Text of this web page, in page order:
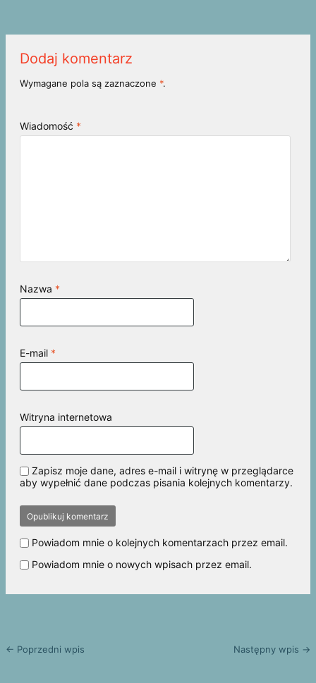
Dodaj komentarz
Wymagane pola są zaznaczone *.
Wiadomość *
Nazwa *
E-mail *
Witryna internetowa
Zapisz moje dane, adres e-mail i witrynę w przeglądarce
aby wypełnić dane podczas pisania kolejnych komentarzy.
Powiadom mnie o kolejnych komentarzach przez email.
Powiadom mnie o nowych wpisach przez email.
← Poprzedni wpis Następny wpis →